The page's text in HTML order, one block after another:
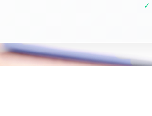
✓